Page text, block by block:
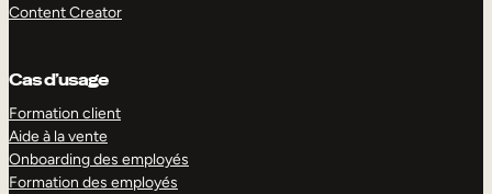
Content Creator
Cas d’usage
Formation client
Aide à la vente
Onboarding des employés
Formation des employés